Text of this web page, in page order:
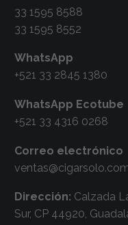
33 1595 8588
33 1595 8552
WhatsApp
+521 33 2845 1380
WhatsApp Ecotube
+521 33 4316 0268
Correo electrónico
Dirección: Calzada
Sur, CP 44920,